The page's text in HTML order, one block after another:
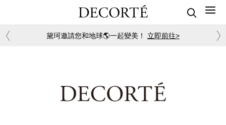
黛珂邀請您和地球🌎一起變美！ 立即前往>